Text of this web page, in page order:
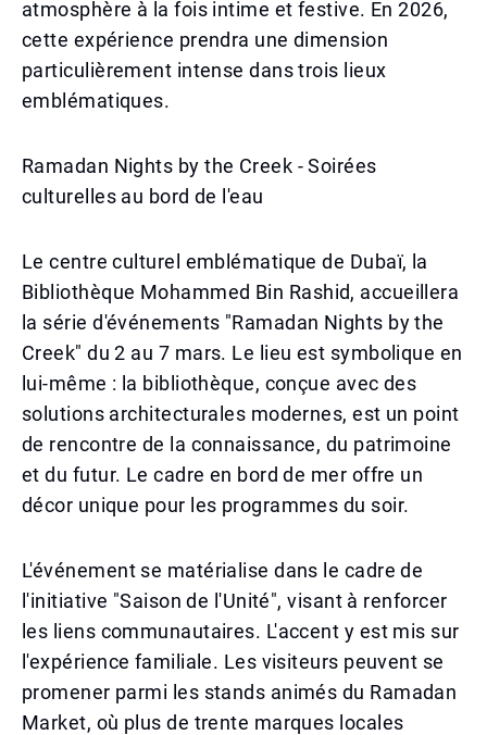
atmosphère à la fois intime et festive. En 2026,
cette expérience prendra une dimension
particulièrement intense dans trois lieux
emblématiques.
Ramadan Nights by the Creek - Soirées
culturelles au bord de l'eau
Le centre culturel emblématique de Dubaï, la
Bibliothèque Mohammed Bin Rashid, accueillera
la série d'événements "Ramadan Nights by the
Creek" du 2 au 7 mars. Le lieu est symbolique en
lui-même : la bibliothèque, conçue avec des
solutions architecturales modernes, est un point
de rencontre de la connaissance, du patrimoine
et du futur. Le cadre en bord de mer offre un
décor unique pour les programmes du soir.
L'événement se matérialise dans le cadre de
l'initiative "Saison de l'Unité", visant à renforcer
les liens communautaires. L'accent y est mis sur
l'expérience familiale. Les visiteurs peuvent se
promener parmi les stands animés du Ramadan
Market, où plus de trente marques locales